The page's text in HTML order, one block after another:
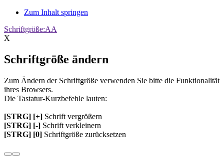
Zum Inhalt springen
Schriftgröße:AA
X
Schriftgröße ändern
Zum Ändern der Schriftgröße verwenden Sie bitte die Funktionalität
ihres Browsers.
Die Tastatur-Kurzbefehle lauten:
[STRG] [+] Schrift vergrößern
[STRG] [-] Schrift verkleinern
[STRG] [0] Schriftgröße zurücksetzen